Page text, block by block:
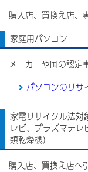
購入店、買換え店、
家庭用パソコン
メーカーや国の認定
パソコンのリサ
家電リサイクル法対
レビ、プラズマテ
類乾燥機）
購入店、買換え店へ